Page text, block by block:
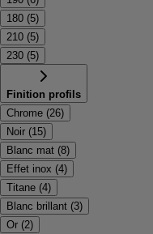
180 (5)
210 (5)
230 (5)
Finition profils
Chrome (26)
Noir (15)
Blanc mat (8)
Effet inox (4)
Titane (4)
Blanc brillant (3)
Or (2)